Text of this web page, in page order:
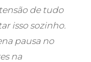
de tudo
isso sozinho.
pausa no
na